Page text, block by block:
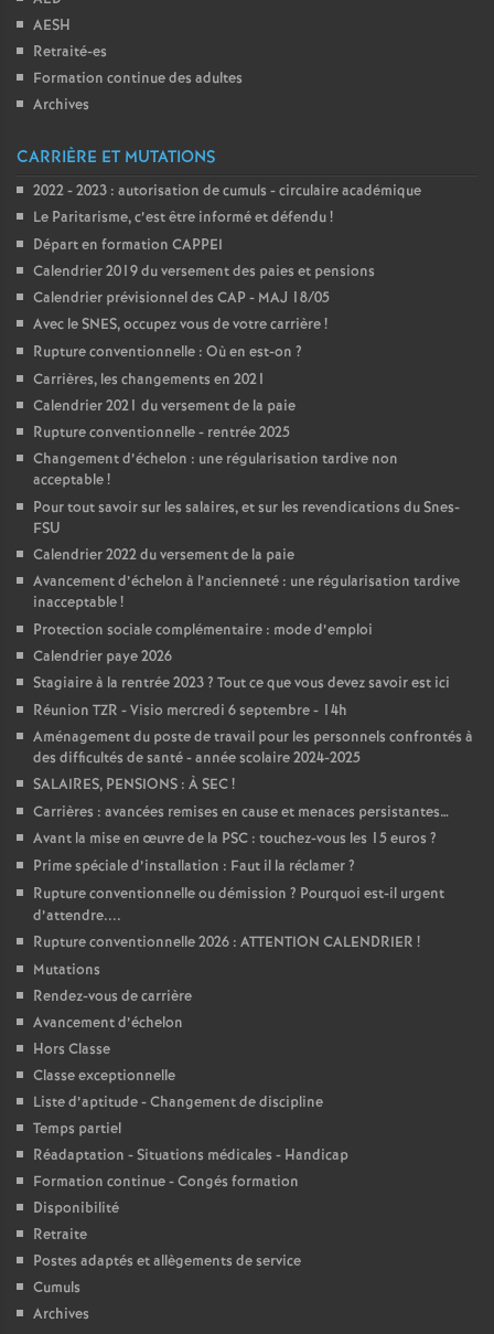
AESH
Retraité-es
Formation continue des adultes
Archives
CARRIÈRE ET MUTATIONS
2022 - 2023 : autorisation de cumuls - circulaire académique
Le Paritarisme, c’est être informé et défendu!
Départ en formation CAPPEI
Calendrier 2019 du versement des paies et pensions
Calendrier prévisionnel des CAP - MAJ 18/05
Avec le SNES, occupez vous de votre carrière!
Rupture conventionnelle : Où en est-on ?
Carrières, les changements en 2021
Calendrier 2021 du versement de la paie
Rupture conventionnelle - rentrée 2025
Changement d’échelon : une régularisation tardive non
acceptable!
Pour tout savoir sur les salaires, et sur les revendications du Snes-
FSU
Calendrier 2022 du versement de la paie
Avancement d’échelon à l’ancienneté : une régularisation tardive
inacceptable!
Protection sociale complémentaire : mode d’emploi
Calendrier paye 2026
Stagiaire à la rentrée 2023? Tout ce que vous devez savoir est ici
Réunion TZR - Visio mercredi 6 septembre - 14h
Aménagement du poste de travail pour les personnels confrontés à
des difficultés de santé - année scolaire 2024-2025
SALAIRES, PENSIONS : À SEC!
Carrières : avancées remises en cause et menaces persistantes…
Avant la mise en œuvre de la PSC : touchez-vous les 15 euros ?
Prime spéciale d’installation : Faut il la réclamer?
Rupture conventionnelle ou démission ? Pourquoi est-il urgent
d’attendre....
Rupture conventionnelle 2026 : ATTENTION CALENDRIER !
Mutations
Rendez-vous de carrière
Avancement d’échelon
Hors Classe
Classe exceptionnelle
Liste d’aptitude - Changement de discipline
Temps partiel
Réadaptation - Situations médicales - Handicap
Formation continue - Congés formation
Disponibilité
Retraite
Postes adaptés et allègements de service
Cumuls
Archives